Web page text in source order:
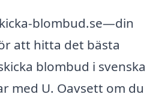
blombud.se—din
att hitta det bästa
blombud i svenska
med U. Oavsett om du